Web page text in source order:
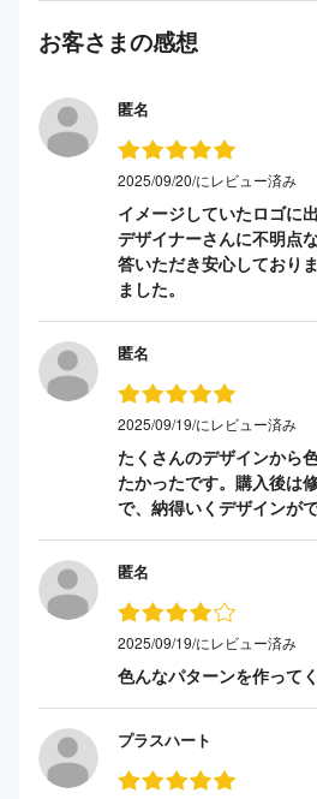
お客さまの感想
匿名
2025/09/20/にレビュー済み
イメージしていたロゴに
デザイナーさんに不明点
答いただき安心しており
ました。
匿名
2025/09/19/にレビュー済み
たくさんのデザインから
たかったです。購入後は
で、納得いくデザインが
匿名
2025/09/19/にレビュー済み
色んなパターンを作って
プラスハート